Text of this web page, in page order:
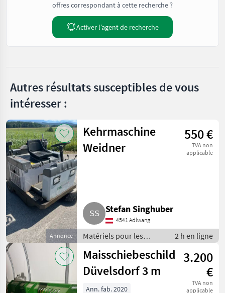
offres correspondant à cette recherche ?
Activer l’agent de recherche
Autres résultats susceptibles de vous
intéresser :
Annonce
Kehrmaschine
Weidner
550 €
TVA non
applicable
Stefan Singhuber
4541 Adlwang
Matériels pour les
services publics /
Matériels de balayage
2 h en ligne
Maisschiebeschild
Düvelsdorf 3 m
3.200
€
TVA non
applicable
Ann. fab. 2020